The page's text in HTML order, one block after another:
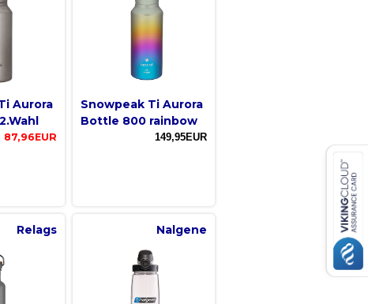
Aurora
87,96EUR
Snowpeak Ti Aurora
Bottle 800 rainbow
149,95EUR
Relags Nalgene